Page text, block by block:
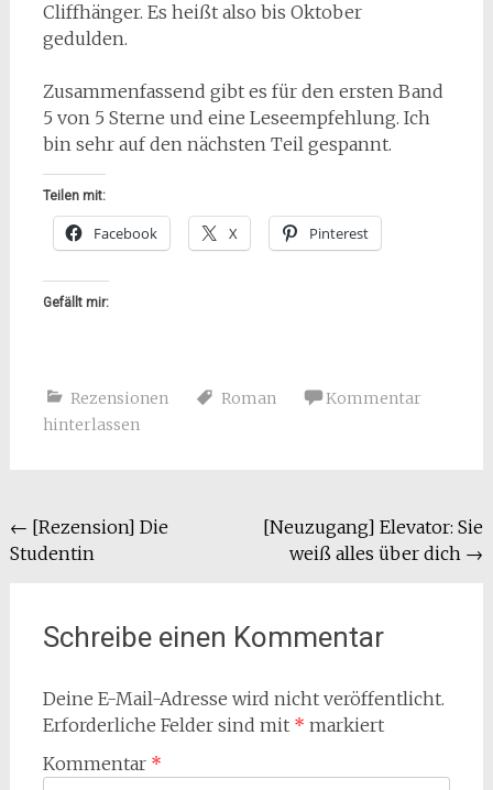
Cliffhänger. Es heißt also bis Oktober
gedulden.
Zusammenfassend gibt es für den ersten Band
5 von 5 Sterne und eine Leseempfehlung. Ich
bin sehr auf den nächsten Teil gespannt.
Teilen mit:
Facebook X Pinterest
Gefällt mir:
Rezensionen Roman
Kommentar
hinterlassen
Beitragsnavigation
← [Rezension] Die
Studentin
[Neuzugang] Elevator: Sie
weiß alles über dich →
Schreibe einen Kommentar
Deine E-Mail-Adresse wird nicht veröffentlicht.
Erforderliche Felder sind mit * markiert
Kommentar *